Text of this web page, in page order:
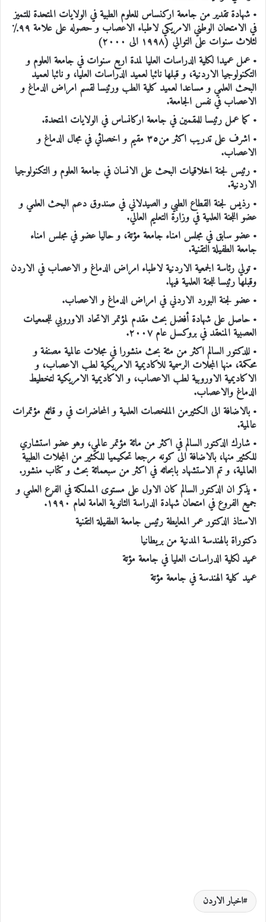
• شهادة تقدير من جامعة اركنساس للعلوم الطبية في الولايات المتحدة للتميز
في الامتحان الوطني الامريكي لاطباء الاعصاب و حصوله على علامة ٩٩٪
لثلاث سنوات على التوالي (١٩٩٨ الى ٢٠٠٠)
• عمل عميدا لكلية الدراسات العليا لمدة اربع سنوات في جامعة العلوم و
التكنولوجيا الاردنية، و قبلها نائبا لعميد الدراسات العليا، و نائبا لعميد
البحث العلمي و مساعدا لعميد كلية الطب ورئيسا لقسم امراض الدماغ و
الاعصاب في نفس الجامعة.
• كما عمل رئيسا للمقمين في جامعة اركانساس في الولايات المتحدة.
• اشرف على تدريب اكثر من٣٥ مقيم و اخصائي في مجال الدماغ و
الاعصاب.
• رئيس لجنة اخلاقيات البحث على الانسان في جامعة العلوم و التكنولوجيا
الاردنية.
• رذيس لجنة القطاع الطبي و الصيدلاني في صندوق دعم البحث العلمي و
عضو اللجنة العلمية في وزارة التعليم العالي.
• عضو سابق في مجلس امناء جامعة مؤتة، و حاليا عضو في مجلس امناء
جامعة الطفيلة التقنية.
• تولي رئاسة الجمعية الاردنية لاطباء امراض الدماغ و الاعصاب في الاردن
وقبلها رئيسا للجنة العلمية فيها.
• عضو لجنة البورد الاردني في امراض الدماغ و الاعصاب.
• حاصل على شهادة أفضل بحث مقدم لمؤتمر الاتحاد الاوروبي للجمعيات
العصبية المنعقد في بروكسل عام ٢٠٠٧.
• للدكتور السالم اكثر من مئة بحث منشورا في مجلات عالمية مصنفة و
محكمة، منها المجلات الرسمية للاكاديمية الامريكية لطب الاعصاب، و
الاكاديمية الاوروبية لطب الاعصاب، و الاكاديمية الامريكية لتخطيط
الدماغ والاعصاب.
• بالاضافة الى الكثيرمن الملخصات العلمية و المحاضرات في و قائع مؤتمرات
عالمية.
• شارك الدكتور السالم في اكثر من مائة مؤتمر عالمي، وهو عضو استشاري
للكثير منها، بالاضافة الى كونه مرجعا تحكيميا للكثير من المجلات الطبية
العالمية، و تم الاستشهاد بابحاثه في اكثر من سبعمائة بحث و كتاب منشور.
• يذكر ان الدكتور السالم كان الاول على مستوى المملكة في الفرع العلمي و
جميع الفروع في امتحان شهادة الدراسة الثانوية العامة لعام ١٩٩٠.
الاستاذ الدكتور عمر المعايطة رئيس جامعة الطفيلة التقنية
دكتوراة بالهندسة المدنية من بريطانيا
عميد لكلية الدراسات العليا في جامعة مؤتة
عميد كلية الهندسة في جامعة مؤتة
اخبار الاردن